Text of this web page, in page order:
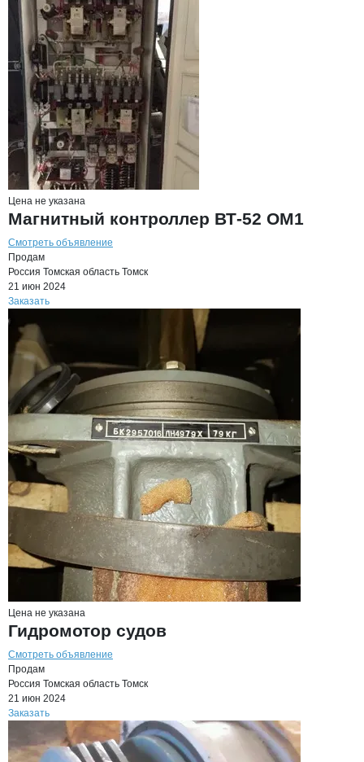
Цена не указана
Магнитный контроллер ВТ-52 ОМ1
Смотреть объявление
Продам
Россия Томская область Томск
21 июн 2024
Заказать
Цена не указана
Гидромотор судов
Смотреть объявление
Продам
Россия Томская область Томск
21 июн 2024
Заказать